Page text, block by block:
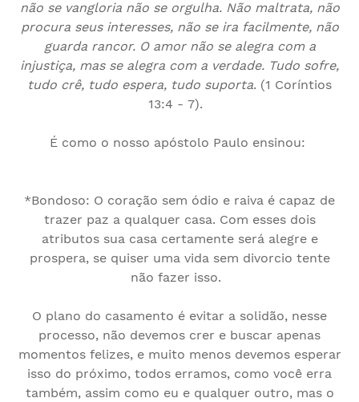
não se vangloria não se orgulha. Não maltrata, não
procura seus interesses, não se ira facilmente, não
guarda rancor. O amor não se alegra com a
injustiça, mas se alegra com a verdade. Tudo sofre,
tudo crê, tudo espera, tudo suporta. (1 Coríntios
13:4 - 7).
É como o nosso apóstolo Paulo ensinou:
*Bondoso: O coração sem ódio e raiva é capaz de
trazer paz a qualquer casa. Com esses dois
atributos sua casa certamente será alegree
prospera, se quiser uma vida sem divorcio tente
não fazer isso.
O plano do casamento é evitar a solidão, nesse
processo, não devemos crer e buscar apenas
momentos felizes, e muito menos devemos esperar
isso do próximo, todos erramos, como você erra
também, assim como eu e qualquer outro, mas o